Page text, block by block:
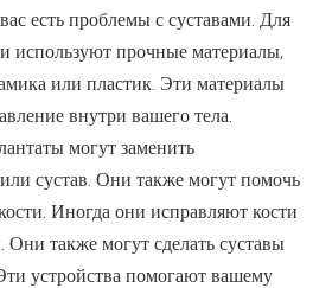
есть проблемы с суставами. Для
используют прочные материалы,
или пластик. Эти материалы
внутри вашего тела.
могут заменить
сустав. Они также могут помочь
Иногда они исправляют кости
также могут сделать суставы
устройства помогают вашему